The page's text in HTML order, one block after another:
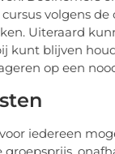
volgens
Uiteraard
kunt blijven
op een
iedereen
groepsprijs,